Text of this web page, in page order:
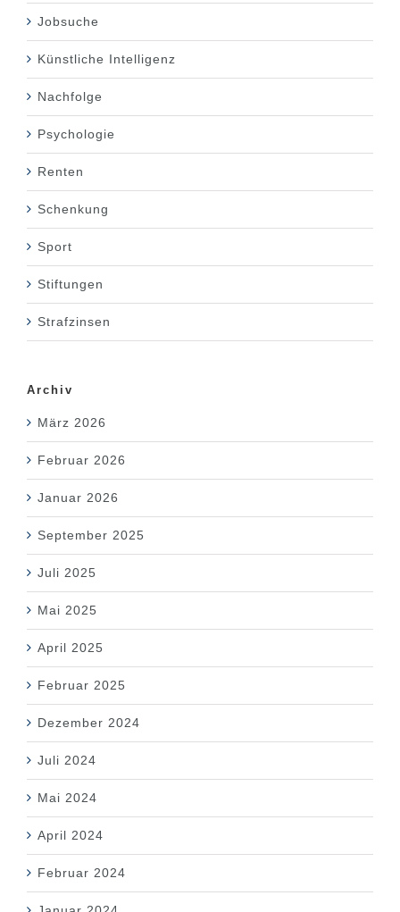
Jobsuche
Künstliche Intelligenz
Nachfolge
Psychologie
Renten
Schenkung
Sport
Stiftungen
Strafzinsen
Archiv
März 2026
Februar 2026
Januar 2026
September 2025
Juli 2025
Mai 2025
April 2025
Februar 2025
Dezember 2024
Juli 2024
Mai 2024
April 2024
Februar 2024